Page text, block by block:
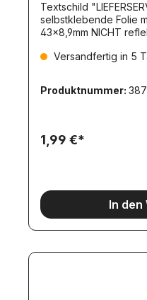
Textschild
selbstklebende Folie
43x8,9mm NICHT
Versandfertig in 5
Produktnummer:
1,99 €*
In den